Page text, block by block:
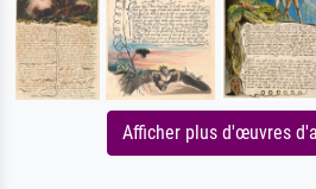
Afficher plus d'œuvres